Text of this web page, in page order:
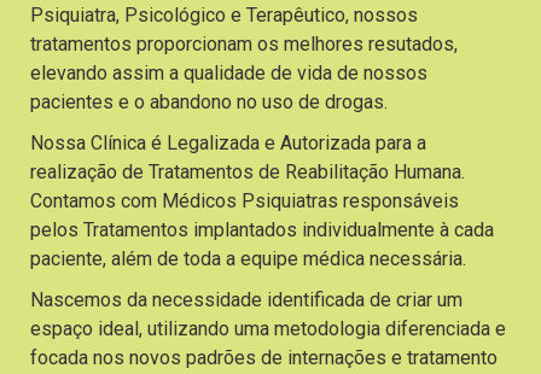
Psiquiatra, Psicológico e Terapêutico, nossos
tratamentos proporcionam os melhores resutados,
elevando assim a qualidade de vida de nossos
pacientes e o abandono no uso de drogas.
Nossa Clínica é Legalizada e Autorizada para a
realização de Tratamentos de Reabilitação Humana.
Contamos com Médicos Psiquiatras responsáveis
pelos Tratamentos implantados individualmente à cada
paciente, além de toda a equipe médica necessária.
Nascemos da necessidade identificada de criar um
espaço ideal, utilizando uma metodologia diferenciada e
focada nos novos padrões de internações e tratamento